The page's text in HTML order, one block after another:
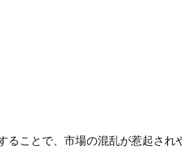
ことで、市場の混乱が惹起され